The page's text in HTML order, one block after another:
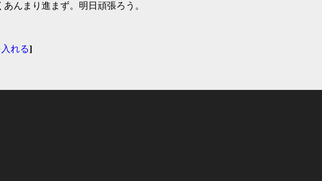
あんまり進まず。明日頑張ろう。
れる]